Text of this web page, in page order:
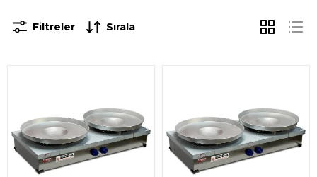
Filtreler Sırala